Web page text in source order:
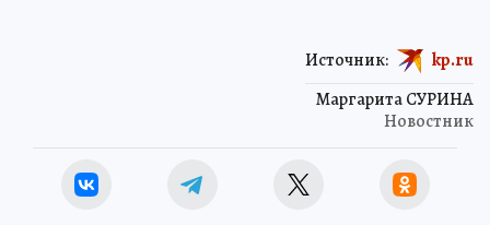
Маргарита СУРИНА
Новостник
Источник: kp.ru